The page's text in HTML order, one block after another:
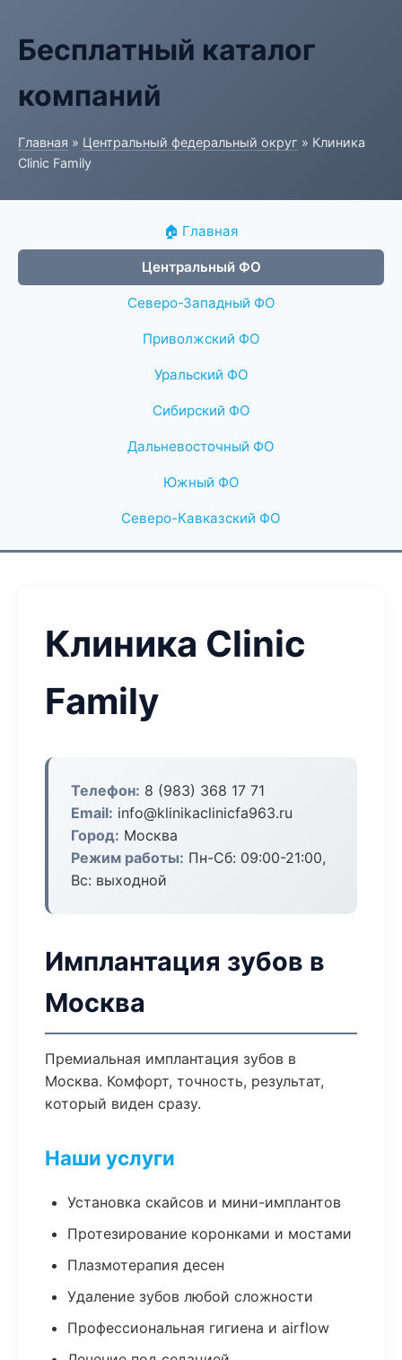
Бесплатный каталог
компаний
Главная » Центральный федеральный округ » Клиника
Clinic Family
🏠 Главная
Центральный ФО
Северо-Западный ФО
Приволжский ФО
Уральский ФО
Сибирский ФО
Дальневосточный ФО
Южный ФО
Северо-Кавказский ФО
Клиника Clinic
Family
Телефон: 8 (983) 368 17 71
Email: info@klinikaclinicfa963.ru
Город: Москва
Режим работы: Пн-Сб: 09:00-21:00,
Вс: выходной
Имплантация зубов в
Москва
Премиальная имплантация зубов в
Москва. Комфорт, точность, результат,
который виден сразу.
Наши услуги
Установка скайсов и мини-имплантов
Протезирование коронками и мостами
Плазмотерапия десен
Удаление зубов любой сложности
Профессиональная гигиена и airflow